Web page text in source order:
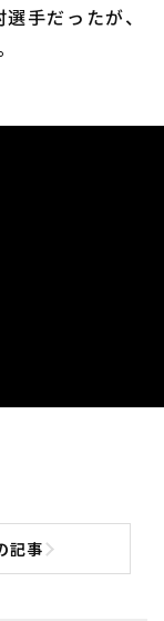
手だったが、
記事
次の記事へ